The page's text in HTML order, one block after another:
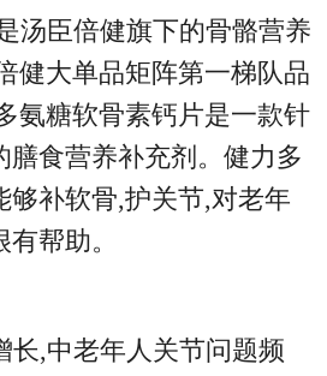
汤臣倍健旗下的骨骼营养
健大单品矩阵第一梯队品
氨糖软骨素钙片是一款针
膳食营养补充剂。健力多
够补软骨,护关节,对老年
帮助。
长,中老年人关节问题频